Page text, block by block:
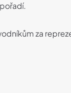
za